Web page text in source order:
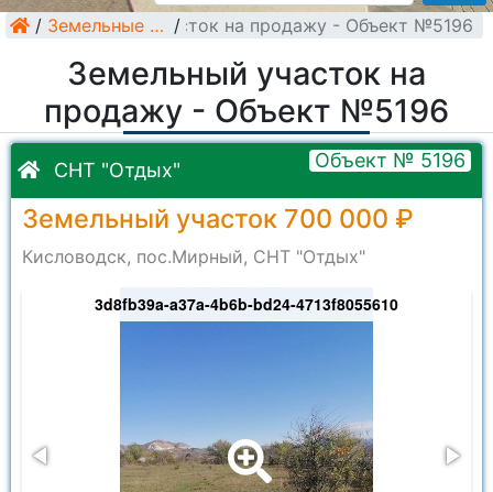
/ Земельные участки /
Земельный участок на продажу - Объект №5196
Земельный участок на
продажу - Объект №5196
СНТ "Отдых" Объект № 5196
Земельный участок 700 000 ₽
Кисловодск, пос.Мирный, СНТ "Отдых"
3d8fb39a-a37a-4b6b-bd24-4713f8055610